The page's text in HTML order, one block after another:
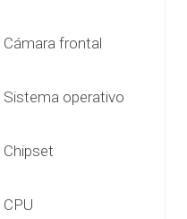
Cámara frontal
Sistema operativo
Chipset
CPU